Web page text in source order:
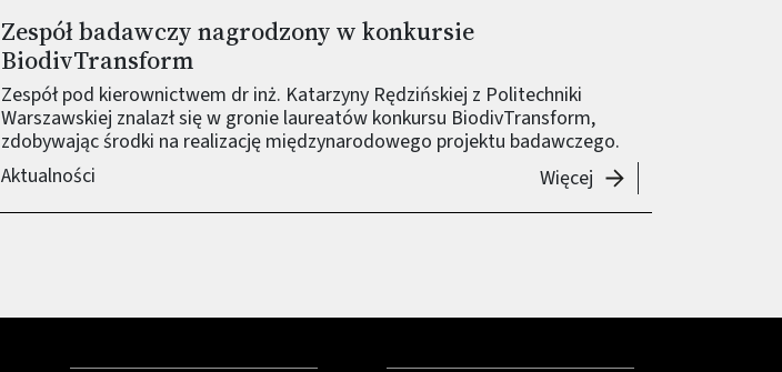
Zespół badawczy nagrodzony w konkursie
BiodivTransform
Zespół pod kierownictwem dr inż. Katarzyny Rędzińskiej z Politechniki
Warszawskiej znalazł się w gronie laureatów konkursu BiodivTransform,
zdobywając środki na realizację międzynarodowego projektu badawczego.
Aktualności
Więcej Zespół badawczy